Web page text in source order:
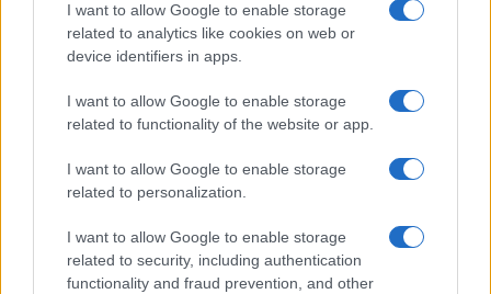
I want to allow Google to enable storage
related to analytics like cookies on web or
device identifiers in apps.
I want to allow Google to enable storage
related to functionality of the website or app.
I want to allow Google to enable storage
related to personalization.
I want to allow Google to enable storage
related to security, including authentication
functionality and fraud prevention, and other
Cosa cambia a Trieste dopo la pronuncia della Corte
europea sulla prelazione nei project financing